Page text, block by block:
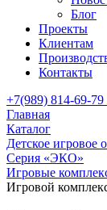
Блог
Проекты
Клиентам
Контакты
+7(989) 814-69-79
Главная
Каталог
Детское игровое
Серия «ЭКО»
Игровые
Игровой